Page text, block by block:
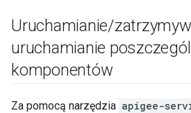
Uruchamianie/
uruchamianie
komponentów
Za pomocą narzędzia apigee-